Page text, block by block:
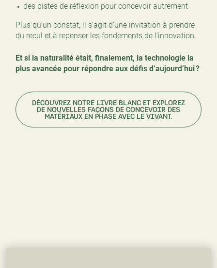
des pistes de réflexion pour concevoir autrement
Plus qu’un constat, il s’agit d’une invitation à prendre
du recul et à repenser les fondements de l’innovation.
Et si la naturalité était, finalement, la technologie la
plus avancée pour répondre aux défis d’aujourd’hui ?
DÉCOUVREZ NOTRE LIVRE BLANC ET EXPLOREZ
DE NOUVELLES FAÇONS DE CONCEVOIR DES
MATÉRIAUX EN PHASE AVEC LE VIVANT.